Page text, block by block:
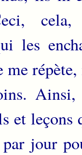
cela,
les
Ainsi,
et leçons
jour